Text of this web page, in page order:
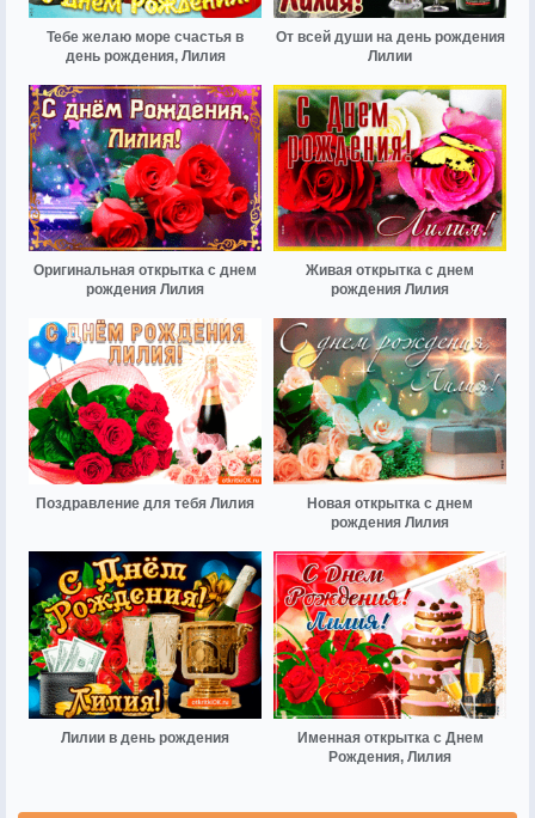
Тебе желаю море счастья в
день рождения, Лилия
От всей души на день рождения
Лилии
Оригинальная открытка с днем
рождения Лилия
Живая открытка с днем
рождения Лилия
Поздравление для тебя Лилия
Новая открытка с днем
рождения Лилия
Лилии в день рождения
Именная открытка с Днем
Рождения, Лилия